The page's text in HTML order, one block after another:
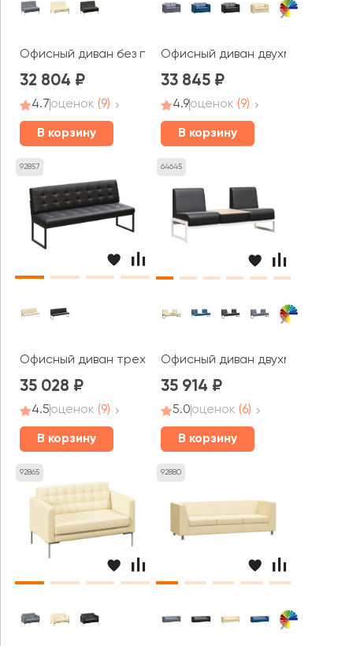
Офисный диван без подлокотников двухместный
32 804
4.7оценок (9)
В корзину
Офисный диван двухместный
33 845
4.9оценок (9)
В корзину
92857
Офисный диван трехместный Некст / Next
35 028
4.5оценок (9)
В корзину
64645
Офисный диван двухместный
35 914
5.0оценок (6)
В корзину
92865 92880